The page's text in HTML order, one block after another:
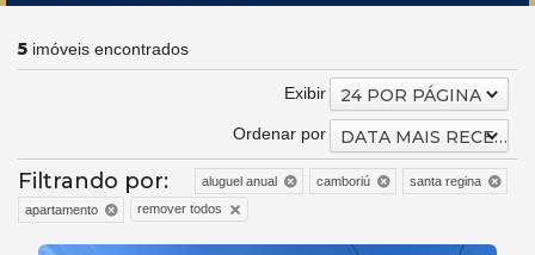
5 imóveis encontrados
Exibir 24 POR PÁGINA
Ordenar por DATA MAIS RECENTE
Filtrando por: aluguel anual camboriú
santa regina
apartamento
remover todos